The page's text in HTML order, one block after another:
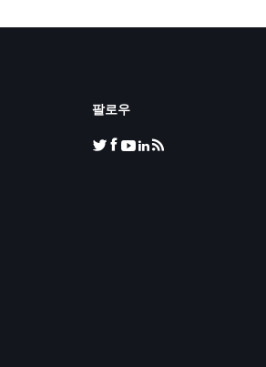
팔로우